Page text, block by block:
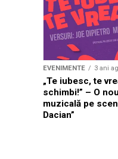
EVENIMENTE 3 ani
„Te iubesc, te
schimbi!” – O
muzicală pe
Dacian”